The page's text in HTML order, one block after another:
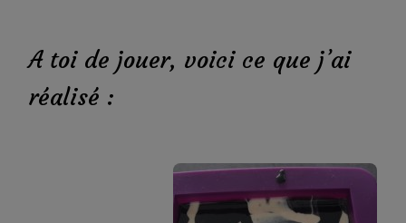
A toi de jouer, voici ce que j’ai
réalisé :